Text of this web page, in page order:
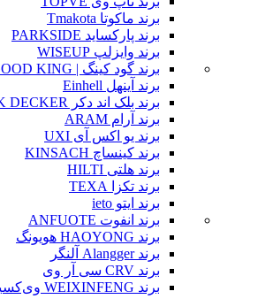
برند ماکوتا Tmakota
برند پارکساید PARKSIDE
برند وایزلپ WISEUP
برند گود کینگ | GOOD KING
برند آینهل Einhell
برند بلک اند دکر BLACK DECKER
برند آرام ARAM
برند یو اکس آی UXI
برند کینساچ KINSACH
برند هلتی HILTI
برند تکزا TEXA
برند ایتو ieto
برند انفوت ANFUOTE
برند HAOYONG هویونگ
برند Alangger آلنگر
برند CRV سی آر وی
برند WEIXINFENG وی‌کسین‌فنگ